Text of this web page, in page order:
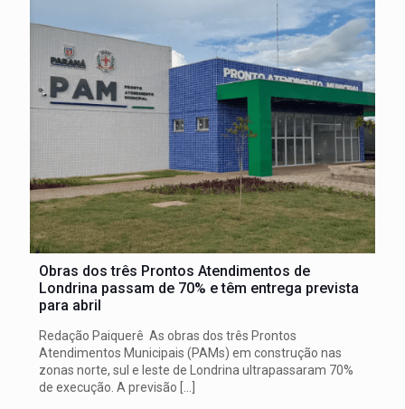
Obras dos três Prontos Atendimentos de
Londrina passam de 70% e têm entrega prevista
para abril
Redação Paiquerê As obras dos três Prontos
Atendimentos Municipais (PAMs) em construção nas
zonas norte, sul e leste de Londrina ultrapassaram 70%
de execução. A previsão […]